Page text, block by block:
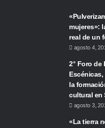
mujeres»:
real de un
agosto 4,
2° Foro de
la
cultural en
agosto 3,
«La tierra